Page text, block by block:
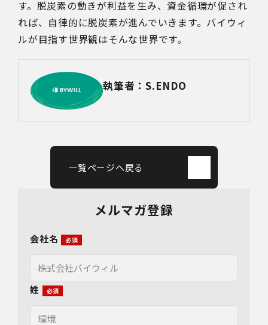
す。脱炭素の動きが利益を生み、資金循環が促され
れば、自律的に脱炭素が進んでいきます。バイウィ
ルが目指す世界観はそんな世界です。
執筆者：S.ENDO
一覧ページへ戻る
メルマガ登録
会社名
姓